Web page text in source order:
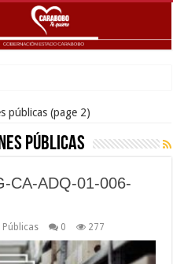
públicas (page 2)
públicas
CA-ADQ-01-006-
0 277